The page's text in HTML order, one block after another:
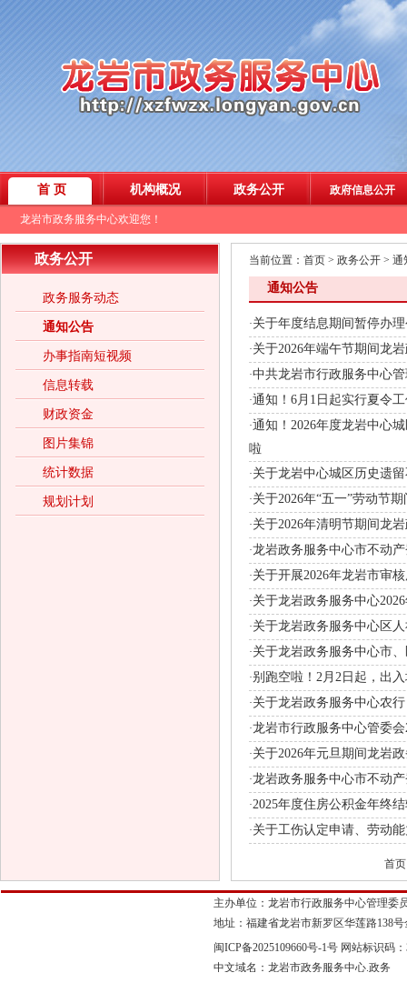
政务公开
政务服务动态
通知公告
办事指南短视频
信息转载
财政资金
图片集锦
统计数据
规划计划
当前位置： 首页> 政务公开> 通
通知公告
·关于年度结息期间暂停办
·关于2026年端午节期间龙
·中共龙岩市行政服务中心
·通知！6月1日起实行夏令
·通知！2026年度龙岩中心
啦
·关于龙岩中心城区历史遗
·关于2026年“五一”劳动节
·关于2026年清明节期间龙
·龙岩政务服务中心市不动
·关于开展2026年龙岩市审
·关于龙岩政务服务中心
·关于龙岩政务服务中心区
·关于龙岩政务服务中心市
·别跑空啦！2月2日起，出
·关于龙岩政务服务中心农
·龙岩市行政服务中心管委
·关于2026年元旦期间龙岩
·龙岩政务服务中心市不动
·2025年度住房公积金年终
·关于工伤认定申请、劳动
首页